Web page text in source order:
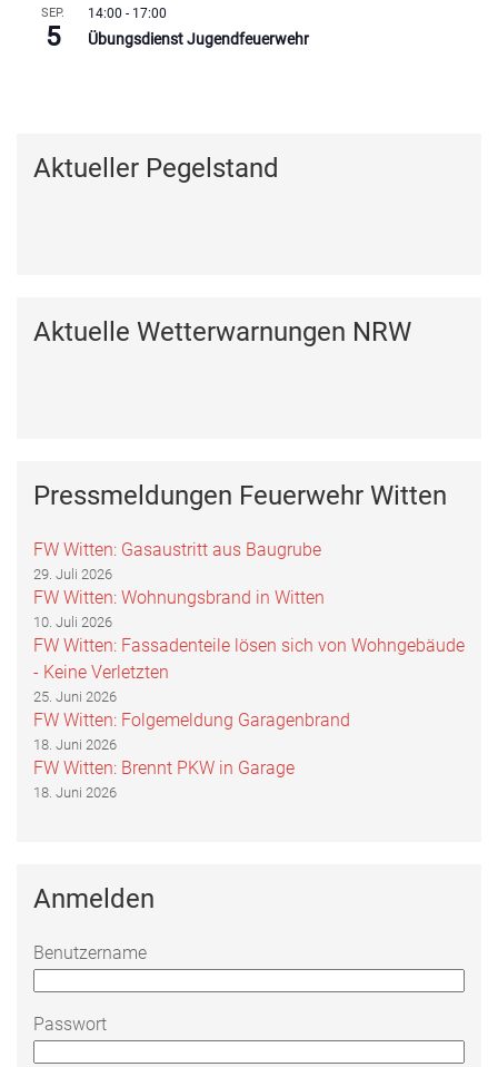
SEP.
5
14:00 - 17:00
Übungsdienst Jugendfeuerwehr
Aktueller Pegelstand
Aktuelle Wetterwarnungen NRW
Pressmeldungen Feuerwehr Witten
FW Witten: Gasaustritt aus Baugrube
29. Juli 2026
FW Witten: Wohnungsbrand in Witten
10. Juli 2026
FW Witten: Fassadenteile lösen sich von Wohngebäude
- Keine Verletzten
25. Juni 2026
FW Witten: Folgemeldung Garagenbrand
18. Juni 2026
FW Witten: Brennt PKW in Garage
18. Juni 2026
Anmelden
Benutzername
Passwort